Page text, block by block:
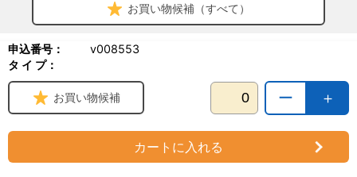
お買い物候補（すべて）
申込番号：
v008553
タ イ プ：
＋
ー
お買い物候補
カートに入れる